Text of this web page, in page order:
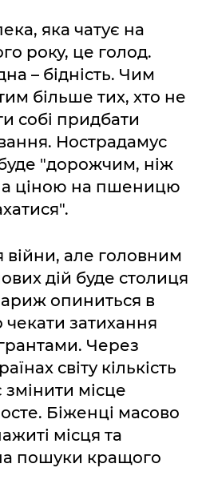
яка чатує на
року, це голод.
– бідність. Чим
більше тих, хто не
собі придбати
Нострадамус
"дорожчим, ніж
а ціною на пшеницю
але головним
дій буде столиця
опиниться в
чекати затихання
Через
світу кількість
змінити місце
Біженці масово
місця та
пошуки кращого